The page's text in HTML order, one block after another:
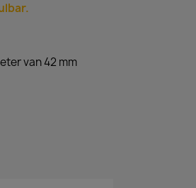
van 42 mm